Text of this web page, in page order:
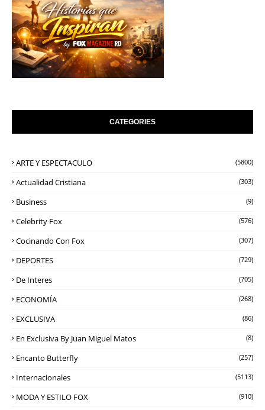
CATEGORIES
ARTE Y ESPECTACULO (5800)
Actualidad Cristiana (303)
Business (9)
Celebrity Fox (576)
Cocinando Con Fox (307)
DEPORTES (729)
De Interes (705)
ECONOMÍA (268)
EXCLUSIVA (86)
En Exclusiva By Juan Miguel Matos (8)
Encanto Butterfly (257)
Internacionales (5113)
MODA Y ESTILO FOX (910)